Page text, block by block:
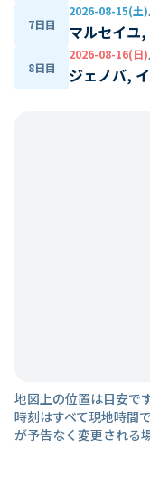
7日目
2026-08-15(土)
マルセイユ
8日目
2026-08-16(日)
ジェノバ,
地図上の位置は目安です
時刻はすべて現地時間
が予告なく変更される